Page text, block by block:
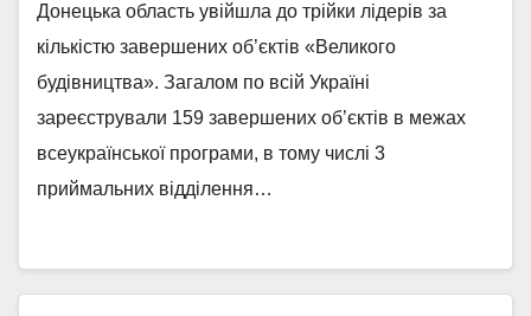
Донецька область увійшла до трійки лідерів за
кількістю завершених об’єктів «Великого
будівництва». Загалом по всій Україні
зареєстрували 159 завершених об’єктів в межах
всеукраїнської програми, в тому числі 3
приймальних відділення…